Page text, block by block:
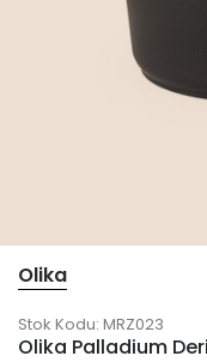
Olika
Stok Kodu: MRZ023
Olika Palladium